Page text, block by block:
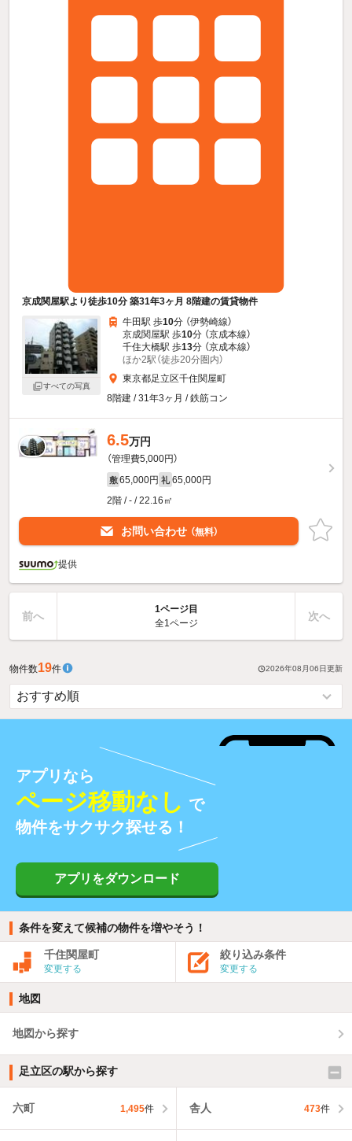
京成関屋駅より徒歩10分 築31年3ヶ月 8階建の賃貸物件
すべての写真
牛田駅 歩10分 （伊勢崎線）
京成関屋駅 歩10分 （京成本線）
千住大橋駅 歩13分 （京成本線）
ほか2駅（徒歩20分圏内）
東京都足立区千住関屋町
8階建 / 31年3ヶ月 / 鉄筋コン
6.5万円
（管理費5,000円）
敷 65,000円 礼 65,000円
2階 / - / 22.16㎡
お問い合わせ （無料）
提供
前へ
1ページ目
全1ページ
次へ
物件数19件 2026年08月06日 更新
アプリなら
ページ移動なし で
物件をサクサク探せる！
アプリをダウンロード
条件を変えて候補の物件を増やそう！
千住関屋町
変更する
絞り込み条件
変更する
地図
地図から探す
足立区の駅から探す
六町 1,495件 舎人 473件